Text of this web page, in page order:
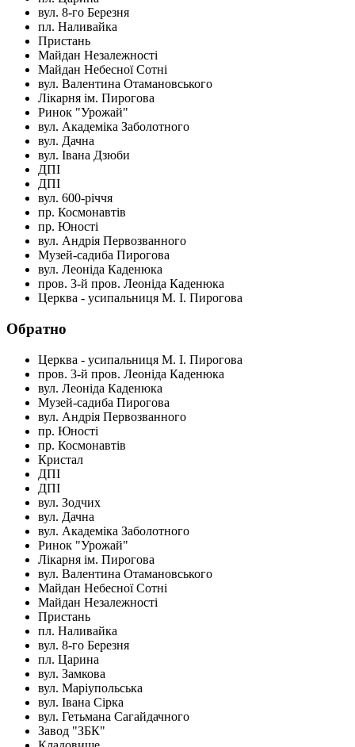
вул. 8-го Березня
пл. Наливайка
Пристань
Майдан Незалежності
Майдан Небесної Сотні
вул. Валентина Отамановського
Лікарня ім. Пирогова
Ринок "Урожай"
вул. Академіка Заболотного
вул. Дачна
вул. Івана Дзюби
ДПІ
ДПІ
вул. 600-річчя
пр. Космонавтів
пр. Юності
вул. Андрія Первозванного
Музей-садиба Пирогова
вул. Леоніда Каденюка
пров. 3-й пров. Леоніда Каденюка
Церква - усипальниця М. І. Пирогова
Обратно
Церква - усипальниця М. І. Пирогова
пров. 3-й пров. Леоніда Каденюка
вул. Леоніда Каденюка
Музей-садиба Пирогова
вул. Андрія Первозванного
пр. Юності
пр. Космонавтів
Кристал
ДПІ
ДПІ
вул. Зодчих
вул. Дачна
вул. Академіка Заболотного
Ринок "Урожай"
Лікарня ім. Пирогова
вул. Валентина Отамановського
Майдан Небесної Сотні
Майдан Незалежності
Пристань
пл. Наливайка
вул. 8-го Березня
пл. Царина
вул. Замкова
вул. Маріупольська
вул. Івана Сірка
вул. Гетьмана Сагайдачного
Завод "ЗБК"